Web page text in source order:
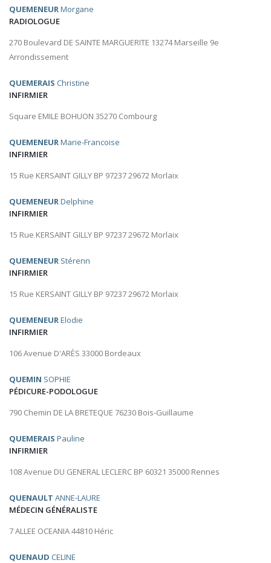
QUEMENEURMorgane
RADIOLOGUE
270 Boulevard DE SAINTE MARGUERITE 13274 Marseille 9e
Arrondissement
QUEMERAIS Christine
INFIRMIER
Square EMILE BOHUON 35270 Combourg
QUEMENEURMarie-Francoise
INFIRMIER
15 Rue KERSAINT GILLY BP 97237 29672 Morlaix
QUEMENEURDelphine
INFIRMIER
15 Rue KERSAINT GILLY BP 97237 29672 Morlaix
QUEMENEUR Stérenn
INFIRMIER
15 Rue KERSAINT GILLY BP 97237 29672 Morlaix
QUEMENEURElodie
INFIRMIER
106 Avenue D'ARÈS 33000 Bordeaux
QUEMIN SOPHIE
PÉDICURE-PODOLOGUE
790 Chemin DE LA BRETEQUE 76230 Bois-Guillaume
QUEMERAIS Pauline
INFIRMIER
108 Avenue DU GENERAL LECLERC BP 60321 35000 Rennes
QUENAULT ANNE-LAURE
MÉDECIN GÉNÉRALISTE
7 ALLEE OCEANIA 44810 Héric
QUENAUD CELINE